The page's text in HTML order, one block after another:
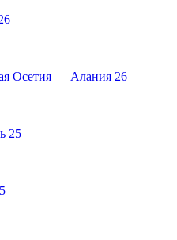
Осетия — Алания 26
25